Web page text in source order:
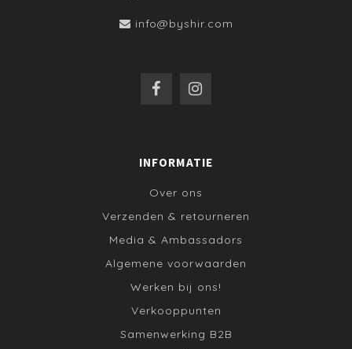
info@byshir.com
INFORMATIE
Over ons
Verzenden & retourneren
Media & Ambassadors
Algemene voorwaarden
Werken bij ons!
Verkooppunten
Samenwerking B2B